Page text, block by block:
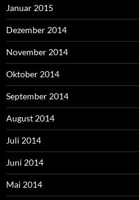
Januar 2015
Dezember 2014
November 2014
Oktober 2014
September 2014
August 2014
Juli 2014
Juni 2014
Mai 2014